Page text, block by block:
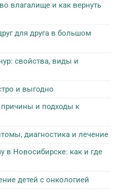
влагалище и как вернуть
для друга в большом
свойства, виды и
и выгодно
и подходы к
диагностика и лечение
в Новосибирске: как и где
детей с онкологией